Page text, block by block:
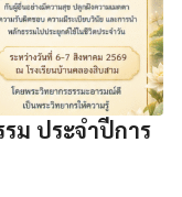
รม ประจำปีการ